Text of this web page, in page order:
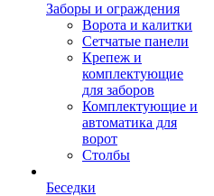
Заборы и ограждения
Ворота и калитки
Сетчатые панели
Крепеж и
комплектующие
для заборов
Комплектующие и
автоматика для
ворот
Столбы
Беседки